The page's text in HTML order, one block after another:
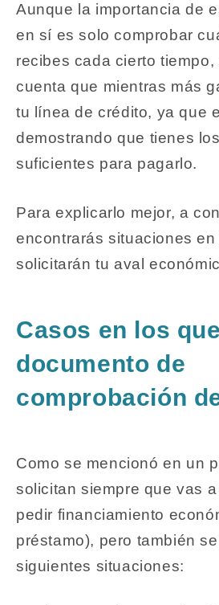
Aunque la importancia de
en sí es solo comprobar
recibes cada cierto
cuenta que mientras más
tu línea de crédito, ya que
demostrando que tienes
suficientes para pagarlo.
Para explicarlo mejor, a
encontrarás situaciones
solicitarán tu aval
Casos en los
documento de
comprobación
Como se mencionó en un
solicitan siempre que vas
pedir financiamiento
préstamo), pero también
siguientes situaciones: